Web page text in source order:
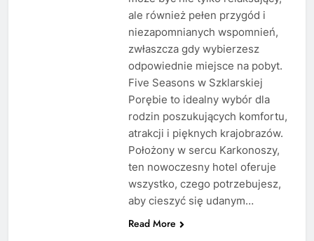
ale również pełen przygód i
niezapomnianych wspomnień,
zwłaszcza gdy wybierzesz
odpowiednie miejsce na pobyt.
Five Seasons w Szklarskiej
Porębie to idealny wybór dla
rodzin poszukujących komfortu,
atrakcji i pięknych krajobrazów.
Położony w sercu Karkonoszy,
ten nowoczesny hotel oferuje
wszystko, czego potrzebujesz,
aby cieszyć się udanym…
Read More